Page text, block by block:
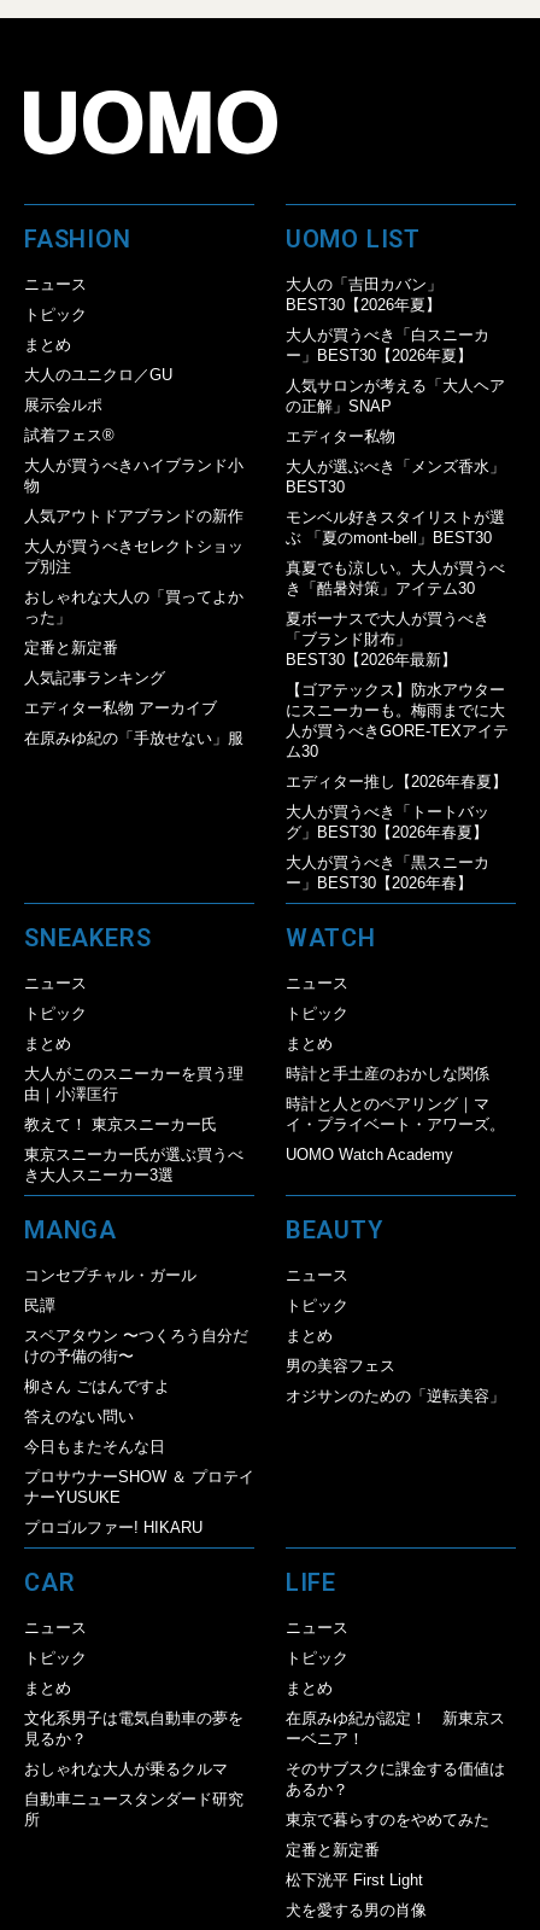
FASHION
ニュース
トピック
まとめ
大人のユニクロ／GU
展示会ルポ
試着フェス®︎
大人が買うべきハイブランド小
物
人気アウトドアブランドの新作
大人が買うべきセレクトショッ
プ別注
おしゃれな大人の「買ってよか
った」
定番と新定番
人気記事ランキング
エディター私物 アーカイブ
在原みゆ紀の「手放せない」服
UOMO LIST
大人の「吉田カバン」
BEST30【2026年夏】
大人が買うべき「白スニーカ
ー」BEST30【2026年夏】
人気サロンが考える「大人ヘア
の正解」SNAP
エディター私物
大人が選ぶべき「メンズ香水」
BEST30
モンベル好きスタイリストが選
ぶ 「夏のmont-bell」BEST30
真夏でも涼しい。大人が買うべ
き「酷暑対策」アイテム30
夏ボーナスで大人が買うべき
「ブランド財布」
BEST30【2026年最新】
【ゴアテックス】防水アウター
にスニーカーも。梅雨までに大
人が買うべきGORE-TEXアイテ
ム30
エディター推し【2026年春夏】
大人が買うべき「トートバッ
グ」BEST30【2026年春夏】
大人が買うべき「黒スニーカ
ー」BEST30【2026年春】
SNEAKERS
ニュース
トピック
まとめ
大人がこのスニーカーを買う理
由｜小澤匡行
教えて！ 東京スニーカー氏
東京スニーカー氏が選ぶ買うべ
き大人スニーカー3選
WATCH
ニュース
トピック
まとめ
時計と手土産のおかしな関係
時計と人とのペアリング｜マ
イ・プライベート・アワーズ。
UOMO Watch Academy
MANGA
コンセプチャル・ガール
民譚
スペアタウン 〜つくろう自分だ
けの予備の街〜
柳さん ごはんですよ
答えのない問い
今日もまたそんな日
プロサウナーSHOW ＆ プロテイ
ナーYUSUKE
プロゴルファー! HIKARU
BEAUTY
ニュース
トピック
まとめ
男の美容フェス
オジサンのための「逆転美容」
CAR
ニュース
トピック
まとめ
文化系男子は電気自動車の夢を
見るか？
おしゃれな大人が乗るクルマ
自動車ニュースタンダード研究
所
LIFE
ニュース
トピック
まとめ
在原みゆ紀が認定！ 新東京ス
ーベニア！
そのサブスクに課金する価値は
あるか？
東京で暮らすのをやめてみた
定番と新定番
松下洸平 First Light
犬を愛する男の肖像